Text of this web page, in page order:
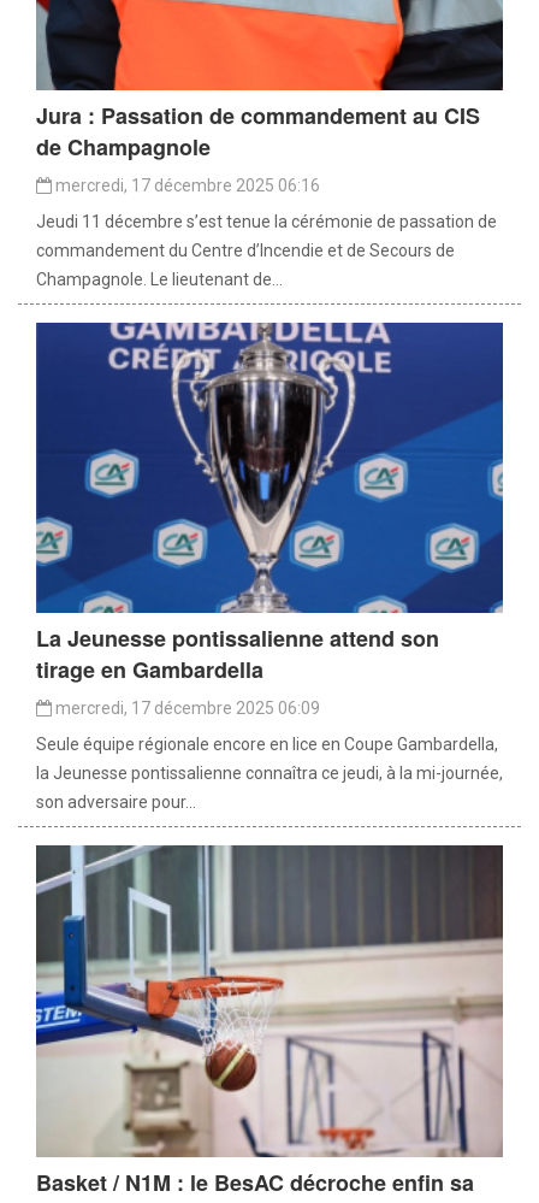
Jura : Passation de commandement au CIS
de Champagnole
mercredi, 17 décembre 2025 06:16
Jeudi 11 décembre s’est tenue la cérémonie de passation de
commandement du Centre d’Incendie et de Secours de
Champagnole. Le lieutenant de...
La Jeunesse pontissalienne attend son
tirage en Gambardella
mercredi, 17 décembre 2025 06:09
Seule équipe régionale encore en lice en Coupe Gambardella,
la Jeunesse pontissalienne connaîtra ce jeudi, à la mi-journée,
son adversaire pour...
Basket / N1M : le BesAC décroche enfin sa